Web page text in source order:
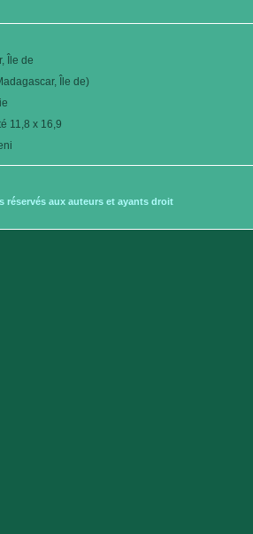
Île de
Île de)
11,8 x 16,9
réservés aux auteurs et ayants droit